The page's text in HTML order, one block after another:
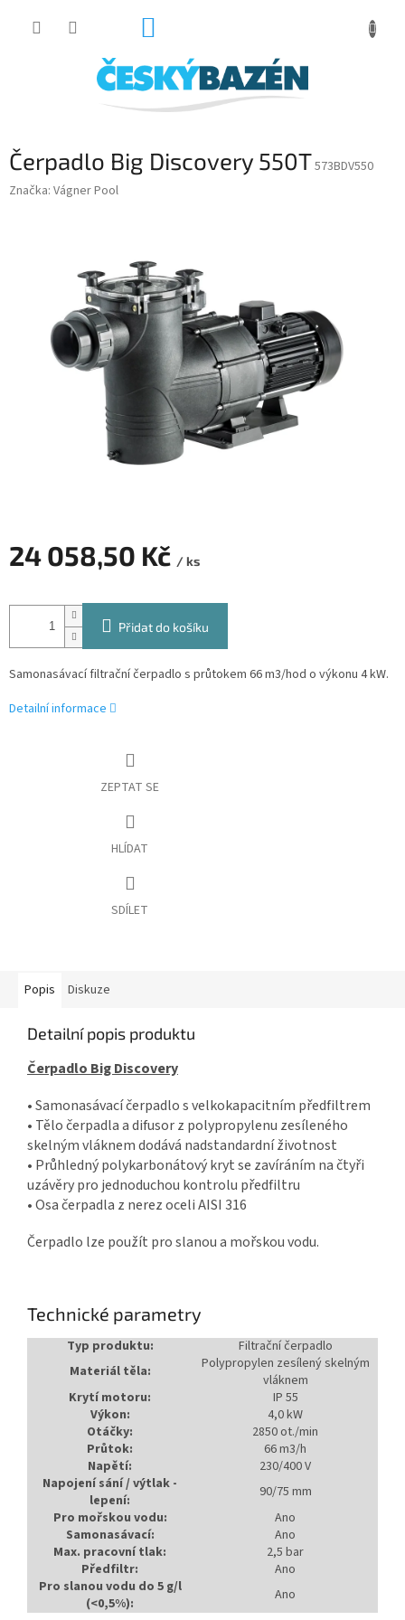
Čerpadlo Big Discovery 550T573BDV550
Značka: Vágner Pool
24 058,50 Kč / ks
cena:
Přidat do košíku
Samonasávací filtrační čerpadlo s průtokem 66 m3/hod o výkonu 4 kW.
Detailní informace
ZEPTAT SE
HLÍDAT
SDÍLET
Popis Diskuze
Detailní popis produktu
Čerpadlo Big Discovery
• Samonasávací čerpadlo s velkokapacitním předfiltrem
• Tělo čerpadla a difusor z polypropylenu zesíleného
skelným vláknem dodává nadstandardní životnost
• Průhledný polykarbonátový kryt se zavíráním na čtyři
uzávěry pro jednoduchou kontrolu předfiltru
• Osa čerpadla z nerez oceli AISI 316
Čerpadlo lze použít pro slanou a mořskou vodu.
Technické parametry
Typ produktu:
Filtrační čerpadlo
Materiál těla:
Polypropylen zesílený skelným
vláknem
Krytí motoru:
IP 55
Výkon:
4,0 kW
Otáčky:
2850 ot./min
Průtok:
66 m3/h
Napětí:
230/400 V
Napojení sání / výtlak -
lepení:
90/75 mm
Pro mořskou vodu:
Ano
Samonasávací:
Ano
Max. pracovní tlak:
2,5 bar
Předfiltr:
Ano
Pro slanou vodu do 5 g/l
(<0,5%):
Ano